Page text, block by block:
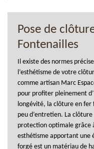
Pose de
Fontenailles
Il existe des normes
l’esthétisme de votre
comme artisan Marc
pour profiter pleinement
longévité, la clôture en
peu d’entretien. La
protection optimale grâce
esthétisme apportant une
forgé est un matériau de